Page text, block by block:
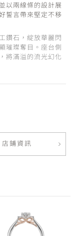
以兩線條的設計展
誓言帶來堅定不移
鑽石，綻放華麗閃
璀璨奪目。座台側
將滿溢的流光幻化
店鋪資訊